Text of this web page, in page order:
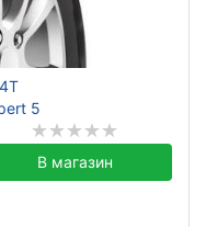
5
В магазин